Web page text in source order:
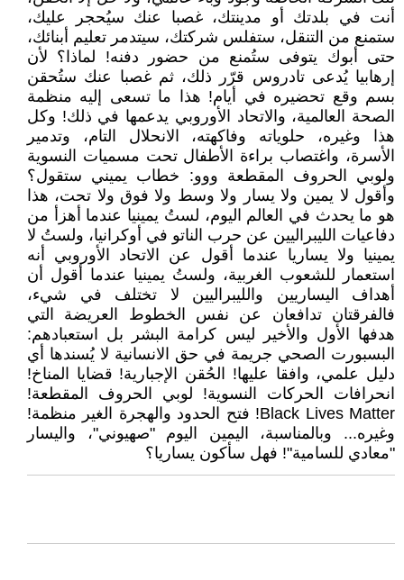
أنت في بلدتك أو مدينتك، غصبا عنك سيُحجر عليك،
ستمنع من التنقل، ستفلس شركتك، سيتدمر تعليم أبنائك،
حتى أبوك يتوفى ستُمنع من حضور دفنه! لماذا؟ لأن
إرهابيا يُدعى تادروس قرّر ذلك، ثم غصبا عنك ستُحقن
بسم وقع تحضيره في أيام! هذا ما تسعى إليه منظمة
الصحة العالمية، والاتحاد الأوروبي يدعمها في ذلك! وكل
هذا وغيره، حلوياته وفاكهته، الانحلال التام، وتدمير
الأسرة، واغتصاب براءة الأطفال تحت مسميات النسوية
ولوبي الحروف المقطعة ووو: خطاب يميني ستقول؟
وأقول لا يمين ولا يسار ولا وسط ولا فوق ولا تحت، هذا
هو ما يحدث في العالم اليوم، لستُ يمينيا عندما أهزأ من
دفاعيات الليبراليين عن حرب الناتو في أوكرانيا، ولستُ لا
يمينيا ولا يساريا عندما أقول عن الاتحاد الأوروبي أنه
استعمار للشعوب الغربية، ولستُ يمينيا عندما أقول أن
أهداف اليساريين والليبراليين لا تختلف في شيء،
فالفرقتان تدافعان عن نفس الخطوط العريضة التي
هدفها الأول والأخير ليس كرامة البشر بل استعبادهم:
البسبورت الصحي جريمة في حق الانسانية لا يُسندها أي
دليل علمي، وافقا عليها! الحُقن الإجبارية! قضايا المناخ!
انحرافات الحركات النسوية! لوبي الحروف المقطعة!
Black Lives Matter! فتح الحدود والهجرة الغير منظمة!
وغيره... وبالمناسبة، اليمين اليوم "صهيوني"، واليسار
"معادي للسامية"! فهل سأكون يساريا؟